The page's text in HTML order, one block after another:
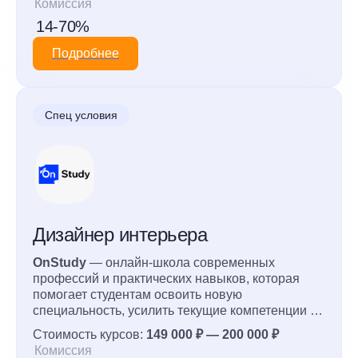
истории искусства, рынку искусства и
психологии.
Комиссия
14-70%
Подробнее
Спец условия
Дизайнер интерьера
OnStudy — онлайн-школа современных
профессий и практических навыков, которая
помогает студентам освоить новую
специальность, усилить текущие компетенции и
выйти на новый уровень дохода. Школа делает
акцент на практическом обучении: студенты
Стоимость курсов: 149 000 ₽ — 200 000 ₽
Комиссия